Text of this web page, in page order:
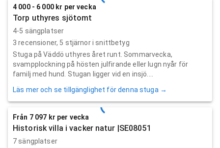
4 000 - 6 000 kr per vecka
Torp uthyres sjötomt
4-5 sängplatser
3 recensioner, 5 stjärnor i snittbetyg
Stuga på Väddö uthyres året runt. Sommarvecka,
svampplockning på hösten julfirande eller lugn nyår för
familj med hund. Stugan ligger vid en insjö....
Läs mer och se tillgänglighet för denna stuga →
Från 7 097 kr per vecka
Historisk villa i vacker natur |SE08051
7 sängplatser